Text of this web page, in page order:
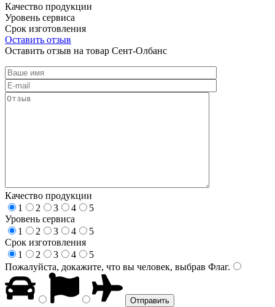
Качество продукции
Уровень сервиса
Срок изготовления
Оставить отзыв
Оставить отзыв на товар Сент-Олбанс
Качество продукции
1
2 3 4
5
Уровень сервиса
1
2 3 4
5
Срок изготовления
1
2 3 4
5
Пожалуйста, докажите, что вы человек, выбрав Флаг.